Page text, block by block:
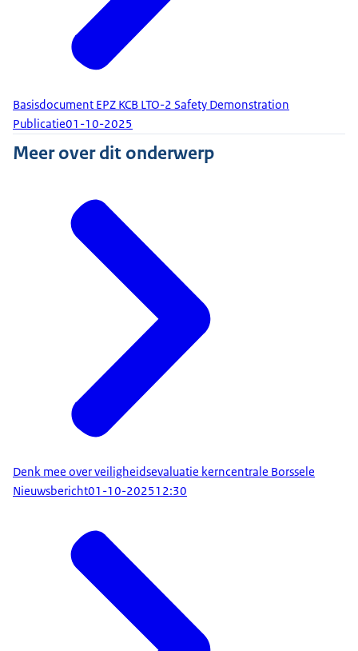
Basisdocument EPZ KCB LTO-2 Safety Demonstration
Publicatie01-10-2025
Meer over dit onderwerp
Denk mee over veiligheidsevaluatie kerncentrale Borssele
Nieuwsbericht01-10-202512:30